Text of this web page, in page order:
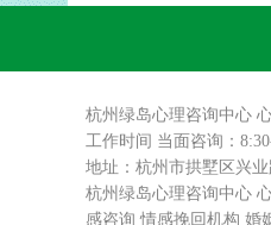
杭州绿岛心理咨询中心
工作时间 当面咨询：
地址：杭州市拱墅区兴业
杭州绿岛心理咨询中心
感咨询 情感挽回机构 婚